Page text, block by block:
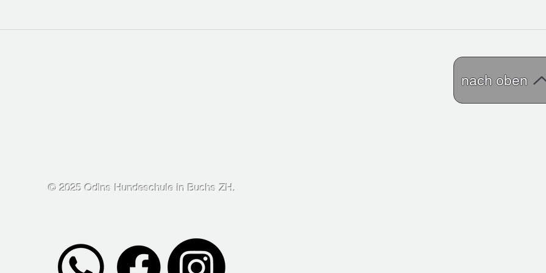
© 2025 Odins Hundeschule in Buchs ZH.
nach oben
Odins Hundeschule - Rechtliche
Informationen (Impressum, Datenschutz,